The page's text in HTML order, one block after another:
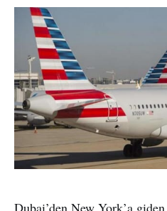
Dubai’den New York’a